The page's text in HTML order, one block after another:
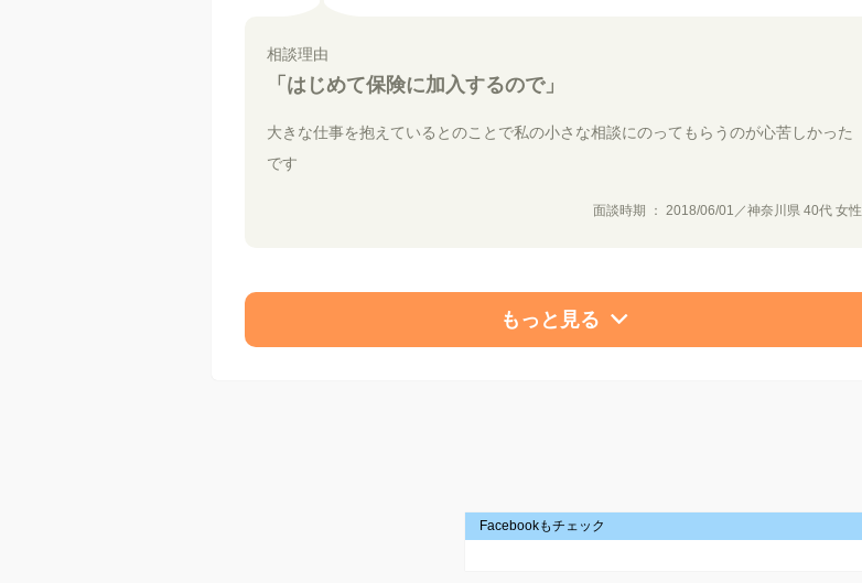
相談理由
「はじめて保険に加入するので」
大きな仕事を抱えているとのことで私の小さな相談にのってもらうのが心苦しかった
です
面談時期 ： 2018/06/01／神奈川県 40代 女性
もっと見る
Facebookもチェック